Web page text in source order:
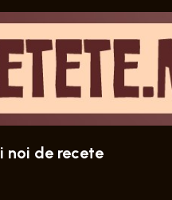
noi de recete